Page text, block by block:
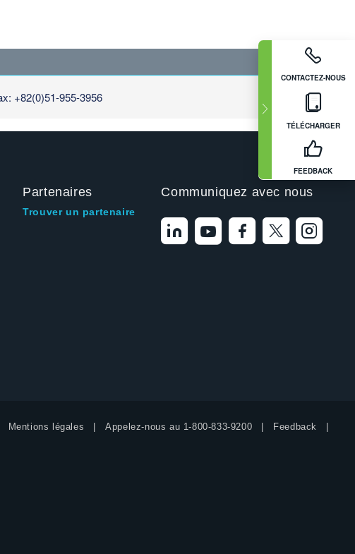
CONTACTEZ-NOUS
TÉLÉCHARGER
FEEDBACK
+82(0)51-955-3956
Partenaires
Trouver un partenaire
Communiquez avec nous
Mentions légales Appelez-nous au 1-800-833-9200 Feedback